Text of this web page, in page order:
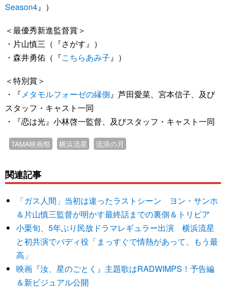
Season4』）
＜最優秀新進監督賞＞
・片山慎三（『さがす』）
・森井勇佑（『こちらあみ子』）
＜特別賞＞
・『メタモルフォーゼの縁側』芦田愛菜、宮本信子、及び
スタッフ・キャスト一同
・『恋は光』小林啓一監督、及びスタッフ・キャスト一同
TAMA映画祭 横浜流星 流浪の月
関連記事
「ガス人間」当初は違ったラストシーン ヨン・サンホ
＆片山慎三監督が明かす最終話までの裏側＆トリビア
小栗旬、5年ぶり民放ドラマレギュラー出演 横浜流星
と初共演でバディ役「まっすぐで情熱があって、もう最
高」
映画『汝、星のごとく』主題歌はRADWIMPS！予告編
＆新ビジュアル公開